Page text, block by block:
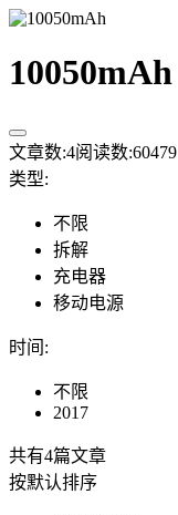
10050mAh
文章数:4阅读数:60479
类型:
不限
拆解
充电器
移动电源
时间 :
不限
2017
共有4篇文章
按默认排序